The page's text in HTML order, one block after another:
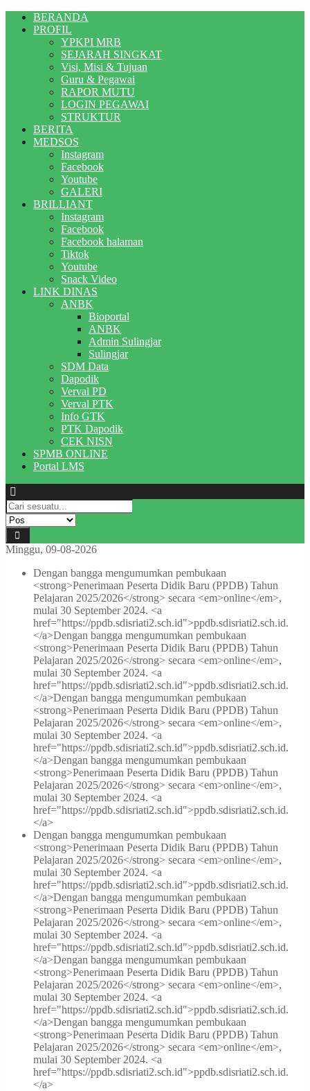
BERANDA
PROFIL
YPKPI MRB
SEJARAH SINGKAT
Visi, Misi & Tujuan
Guru & Pegawai
RAPOR MUTU
LOGIN PEGAWAI
STRUKTUR
BERITA
MEDSOS
Instagram
Facebook
Youtube
GALERI
BRILLIANT
Instagram
Facebook
Facebook halaman
Tiktok
Youtube
Snack Video
LINK DINAS
ANBK
Bioportal
ANBK
Admin Sulingjar
Sulingjar
SDM Data
Dapodik
Verval PD
Verval PTK
Info GTK
PTK Dapodik
CEK NISN
SPMB ONLINE
Portal LMS
Minggu, 09-08-2026
Dengan bangga mengumumkan pembukaan
<strong>Penerimaan Peserta Didik Baru (PPDB) Tahun
Pelajaran 2025/2026</strong> secara <em>online</em>,
mulai 30 September 2024. <a
href="https://ppdb.sdisriati2.sch.id">ppdb.sdisriati2.sch.id.
</a>Dengan bangga mengumumkan pembukaan
<strong>Penerimaan Peserta Didik Baru (PPDB) Tahun
Pelajaran 2025/2026</strong> secara <em>online</em>,
mulai 30 September 2024. <a
href="https://ppdb.sdisriati2.sch.id">ppdb.sdisriati2.sch.id.
</a>Dengan bangga mengumumkan pembukaan
<strong>Penerimaan Peserta Didik Baru (PPDB) Tahun
Pelajaran 2025/2026</strong> secara <em>online</em>,
mulai 30 September 2024. <a
href="https://ppdb.sdisriati2.sch.id">ppdb.sdisriati2.sch.id.
</a>Dengan bangga mengumumkan pembukaan
<strong>Penerimaan Peserta Didik Baru (PPDB) Tahun
Pelajaran 2025/2026</strong> secara <em>online</em>,
mulai 30 September 2024. <a
href="https://ppdb.sdisriati2.sch.id">ppdb.sdisriati2.sch.id.
</a>
Dengan bangga mengumumkan pembukaan
<strong>Penerimaan Peserta Didik Baru (PPDB) Tahun
Pelajaran 2025/2026</strong> secara <em>online</em>,
mulai 30 September 2024. <a
href="https://ppdb.sdisriati2.sch.id">ppdb.sdisriati2.sch.id.
</a>Dengan bangga mengumumkan pembukaan
<strong>Penerimaan Peserta Didik Baru (PPDB) Tahun
Pelajaran 2025/2026</strong> secara <em>online</em>,
mulai 30 September 2024. <a
href="https://ppdb.sdisriati2.sch.id">ppdb.sdisriati2.sch.id.
</a>Dengan bangga mengumumkan pembukaan
<strong>Penerimaan Peserta Didik Baru (PPDB) Tahun
Pelajaran 2025/2026</strong> secara <em>online</em>,
mulai 30 September 2024. <a
href="https://ppdb.sdisriati2.sch.id">ppdb.sdisriati2.sch.id.
</a>Dengan bangga mengumumkan pembukaan
<strong>Penerimaan Peserta Didik Baru (PPDB) Tahun
Pelajaran 2025/2026</strong> secara <em>online</em>,
mulai 30 September 2024. <a
href="https://ppdb.sdisriati2.sch.id">ppdb.sdisriati2.sch.id.
</a>